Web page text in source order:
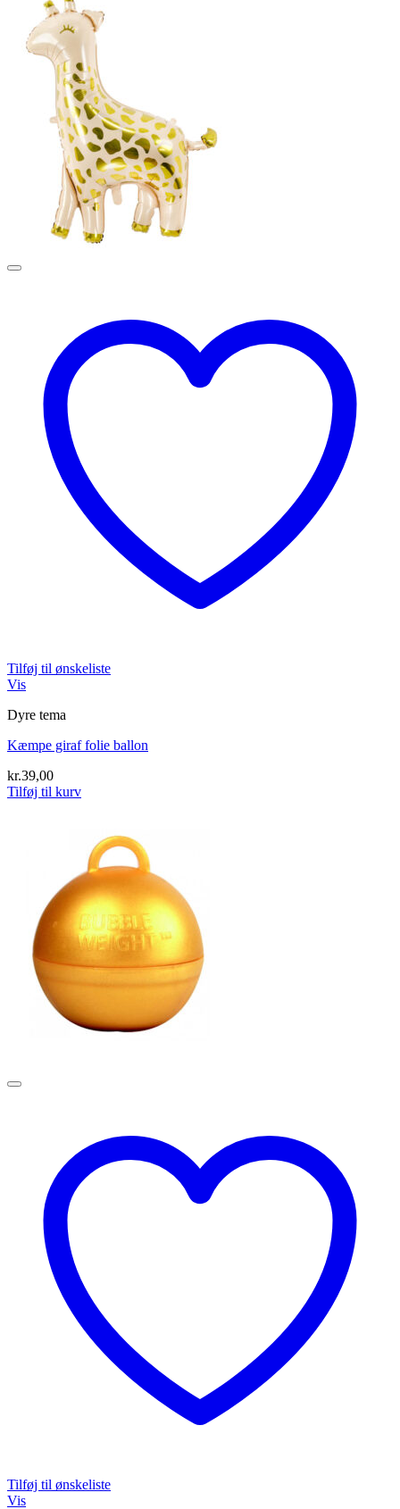
Tilføj til ønskeliste
Vis
Dyre tema
Kæmpe giraf folie ballon
kr.39,00
Tilføj til kurv
Tilføj til ønskeliste
Vis